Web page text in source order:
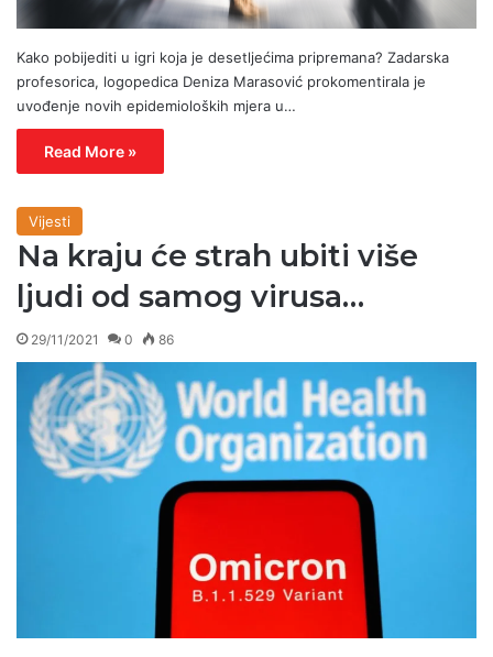
Kako pobijediti u igri koja je desetljećima pripremana? Zadarska
profesorica, logopedica Deniza Marasović prokomentirala je
uvođenje novih epidemioloških mjera u…
Read More »
Vijesti
Na kraju će strah ubiti više
ljudi od samog virusa…
29/11/2021 0 86